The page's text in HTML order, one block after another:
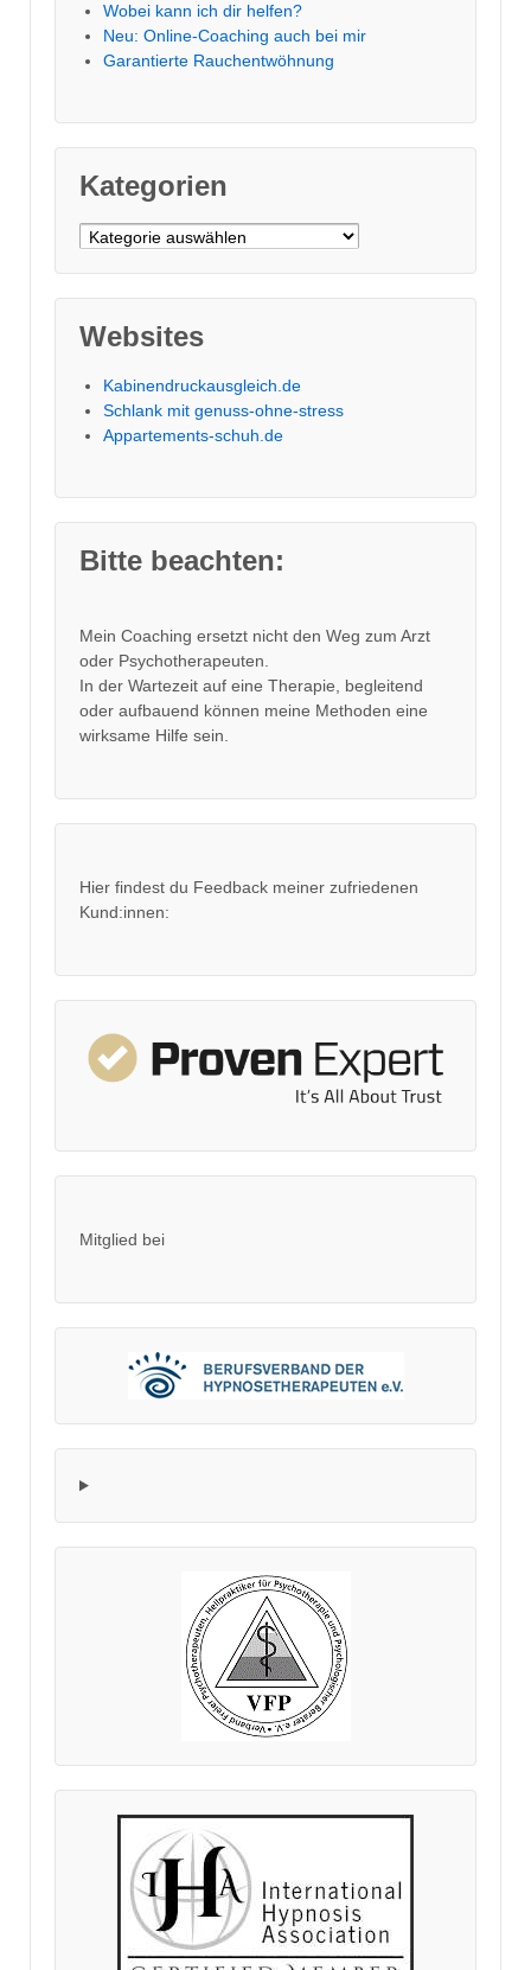
Wobei kann ich dir helfen?
Neu: Online-Coaching auch bei mir
Garantierte Rauchentwöhnung
Kategorien
Kategorien
Websites
Kabinendruckausgleich.de
Schlank mit genuss-ohne-stress
Appartements-schuh.de
Bitte beachten:
Mein Coaching ersetzt nicht den Weg zum Arzt
oder Psychotherapeuten.
In der Wartezeit auf eine Therapie, begleitend
oder aufbauend können meine Methoden eine
wirksame Hilfe sein.
Hier findest du Feedback meiner zufriedenen
Kund:innen:
Mitglied bei